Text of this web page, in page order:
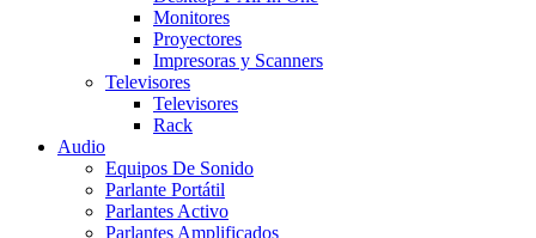
Monitores
Proyectores
Impresoras y Scanners
Televisores
Televisores
Rack
Audio
Equipos De Sonido
Parlante Portátil
Parlantes Activo
Parlantes Amplificados